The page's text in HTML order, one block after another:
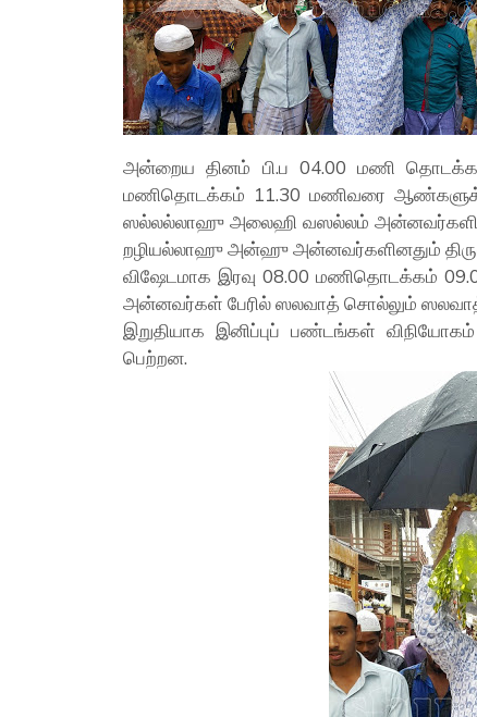
அன்றைய தினம் பி.ப 04.00 மணி
மணிதொடக்கம் 11.30 மணிவரை
ஸல்லல்லாஹு அலைஹி வஸல்லம்
றழியல்லாஹு அன்ஹு அன்னவர்களினதும்
விஷேடமாக இரவு 08.00 மணிதொடக்கம்
அன்னவர்கள் பேரில் ஸலவாத் சொல்லும்
இறுதியாக இனிப்புப் பண்டங்கள்
பெற்றன.